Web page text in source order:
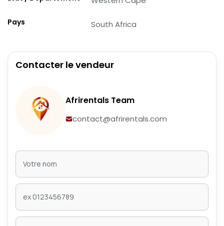
Pays South Africa
Contacter le vendeur
Afrirentals Team
contact@afrirentals.com